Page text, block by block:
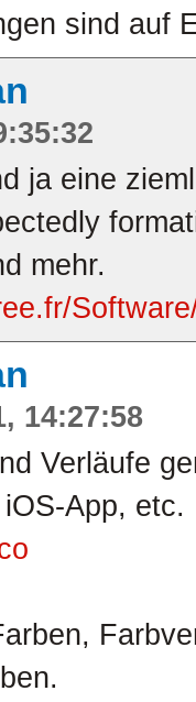
sind auf
ja eine
mehr.
14:27:58
Verläufe
App, etc.